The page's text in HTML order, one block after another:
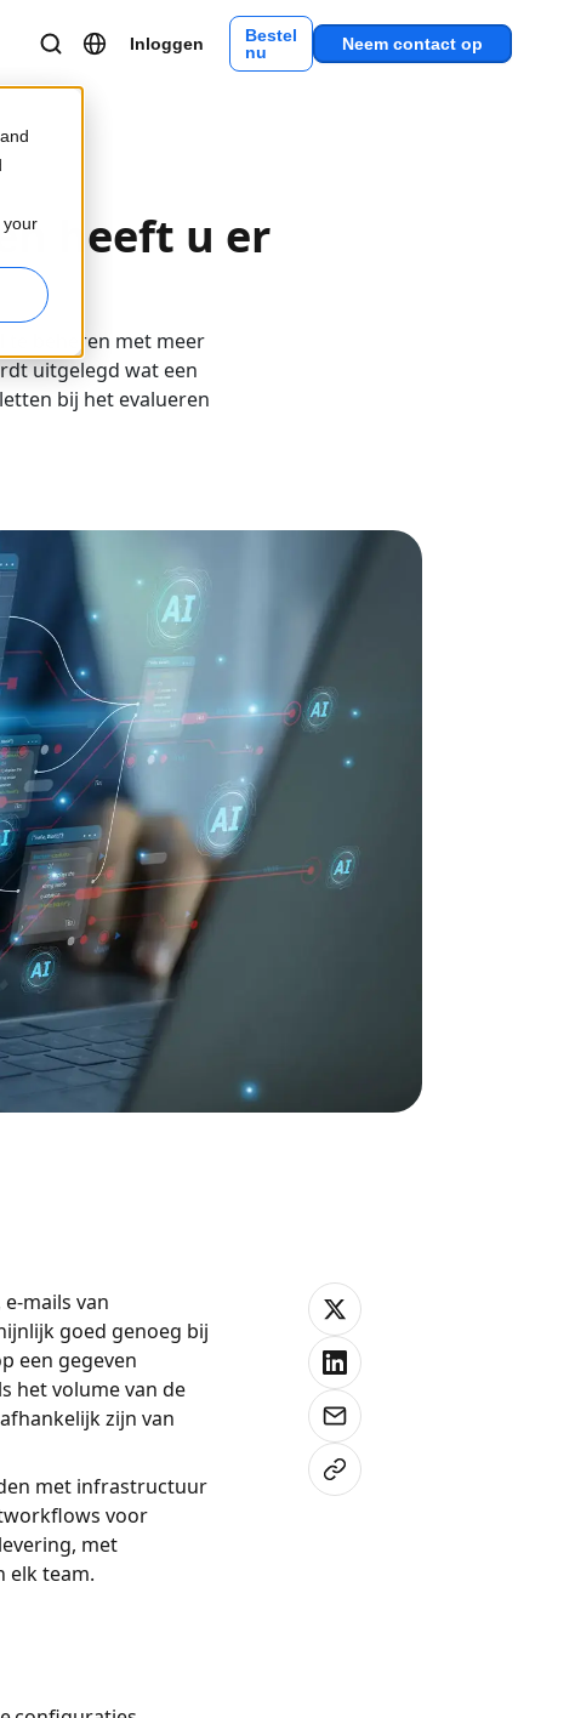
your
Inloggen
Bestel
nu
Neem contact op
heeft u er
te beheren met meer
uitgelegd wat een
bij het evalueren
mails van
goed genoeg bij
een gegeven
het volume van de
zijn van
met infrastructuur
voor
met
elk team.